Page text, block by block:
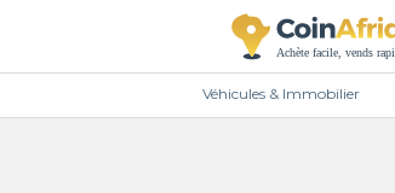
Véhicules & Immobilier